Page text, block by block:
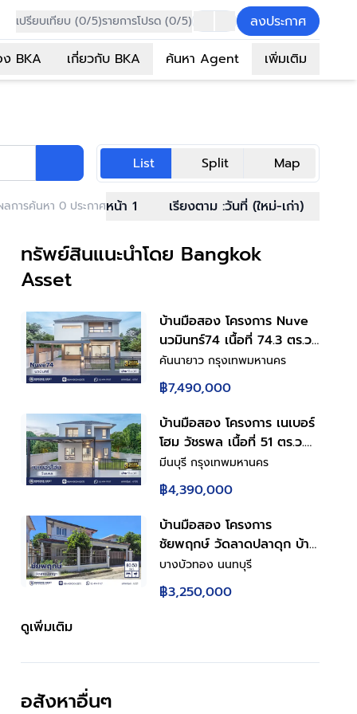
เปรียบเทียบ (0/5)รายการโปรด (0/5)
ลงประกาศ
BKA
เกี่ยวกับ BKA ค้นหา Agent เพิ่มเติม
List Split Map
ลการค้นหา 0 ประกาศหน้า 1 เรียงตาม :วันที่ (ใหม่-เก่า)
ทรัพย์สินแนะนำโดย Bangkok
Asset
บ้านมือสอง โครงการ Nuve
นวมินทร์74 เนื้อที่ 74.3 ตร.ว.
ฟังก์ชัน 5 ห้องนอน 4 ห้องน้ำ
2 ที่จอดรถ มีห้องนอนชั้นล่าง
ดีไซน์โดดเด่น บนทำเล
ศักยภาพ เดินทางสะดวกเชื่อม
ต่อถนนเกษตร-นวมินทร์ ถนน
รามอินทรา ถนนเสรีไทย ใกล้
ห้างสรรพสินค้า Central
EastVille และจุดขึ้นทางด่วน
คันนายาว กรุงเทพมหานคร
฿7,490,000
บ้านมือสอง โครงการ เนเบอร์
โฮม วัชรพล เนื้อที่ 51 ตร.ว.
พื้นที่ใช้สอย 157.58 ตร.ม.
ฟังก์ชัน 4 ห้องนอน 2 ห้องน้ำ
2 ที่จอดรถ บนทำเลศักยภาพ
เดินทางสะดวกเชื่อมต่อถนน
สุขาภิบาล5 ถนนวัชรพล ถนน
รามอินทรา ใกล้ห้างสรรพ
สินค้า Fashion Island และ
จุดขึ้นทางด่วน "ฉลองรัช"
มีนบุรี กรุงเทพมหานคร
฿4,390,000
บ้านมือสอง โครงการ
ชัยพฤกษ์ วัดลาดปลาดุก บ้าน
เดี่ยว 2 ชั้น 4 ห้องนอน 2
ห้องน้ำ จอดรถ 3 คัน เนื้อที่
53 ตร.ว. ใช้สอย 120 ตร.ม. มี
บางบัวทอง นนทบุรี ติดถนน
บางบัวทอง นนทบุรี
฿3,250,000
ดูเพิ่มเติม
อสังหาอื่นๆ